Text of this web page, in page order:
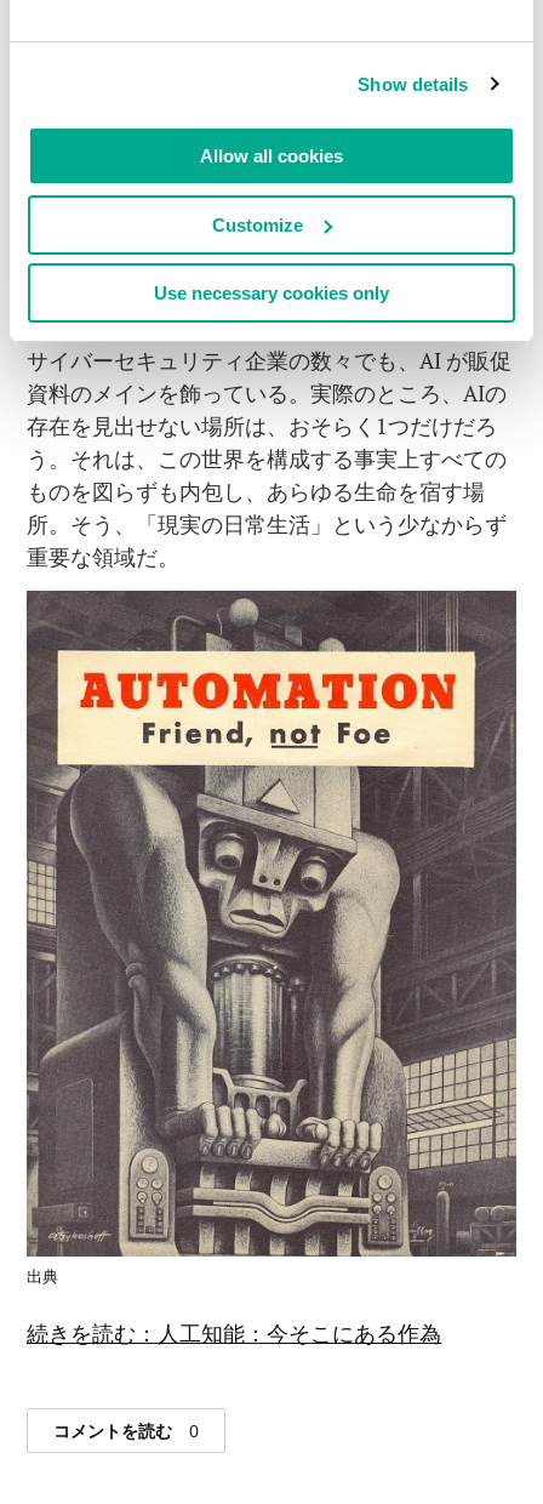
Show details
Allow all cookies
Customize
Use necessary cookies only
像力に、感嘆と畏怖を呼び起こす！
、邪悪なスカイ
ネット、幻想的な『2001年宇宙の旅』、終末を予
アンドロイドは電気羊の夢を見る
か？』、それからおそらくはゲイリー・ニューマ
ン（Gary Numan）のおかげで、AIの概念はよく
知られている。そう、本や映画、漫画、あとは…
マッシュポテトのCMでも、AIは大きく取り上げ
られている。それに、最近登場した野心的極まる
サイバーセキュリティ企業の数々でも、AI が販促
資料のメインを飾っている。実際のところ、AIの
存在を見出せない場所は、おそらく1つだけだろ
う。それは、この世界を構成する事実上すべての
ものを図らずも内包し、あらゆる生命を宿す場
所。そう、「現実の日常生活」という少なからず
重要な領域だ。
出典
続きを読む：人工知能：今そこにある作為
コメントを読む 0